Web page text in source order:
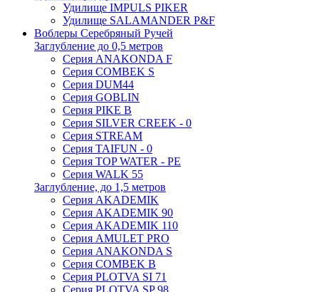
Удилище IMPULS PIKER
Удилище SALAMANDER P&F
Воблеры Серебряный Ручей
Заглубление до 0,5 метров
Серия ANAKONDA F
Серия COMBEK S
Серия DUM44
Серия GOBLIN
Серия PIKE B
Серия SILVER CREEK - 0
Серия STREAM
Серия TAIFUN - 0
Серия TOP WATER - PE
Серия WALK 55
Заглубление, до 1,5 метров
Серия AKADEMIK
Серия AKADEMIK 90
Серия AKADEMIK 110
Серия AMULET PRO
Серия ANAKONDA S
Серия COMBEK B
Серия PLOTVA SI 71
Серия PLOTVA SP 98